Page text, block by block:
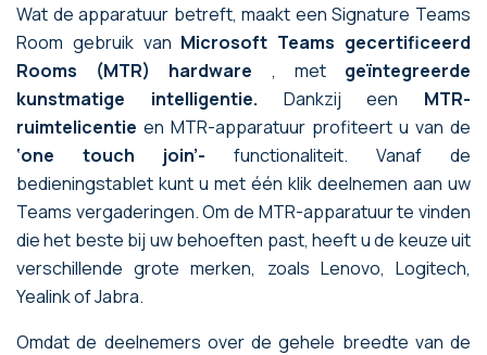
Wat de apparatuur betreft, maakt een Signature Teams
Room gebruik van Microsoft Teams gecertificeerd
Rooms (MTR) hardware , met geïntegreerde
kunstmatige intelligentie. Dankzij een MTR-
ruimtelicentie en MTR-apparatuur profiteert u van de
‘one touch join’- functionaliteit. Vanaf de
bedieningstablet kunt u met één klik deelnemen aan uw
Teams vergaderingen. Om de MTR-apparatuur te vinden
die het beste bij uw behoeften past, heeft u de keuze uit
verschillende grote merken, zoals Lenovo, Logitech,
Yealink of Jabra.
Omdat de deelnemers over de gehele breedte van de